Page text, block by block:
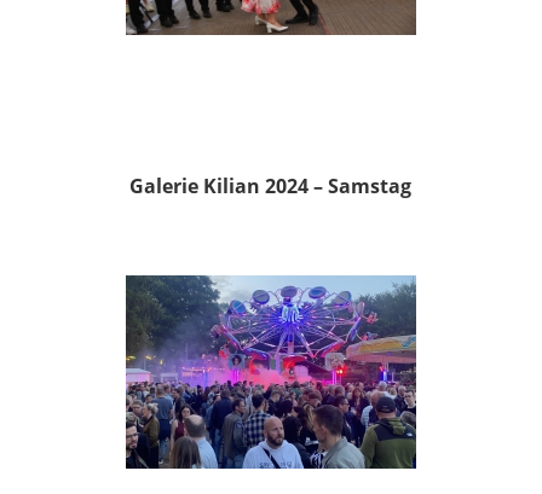
Galerie Kilian 2024 – Samstag